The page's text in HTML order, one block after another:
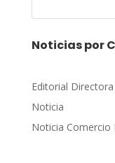
Noticias por
Editorial
Noticia
Noticia Comercio